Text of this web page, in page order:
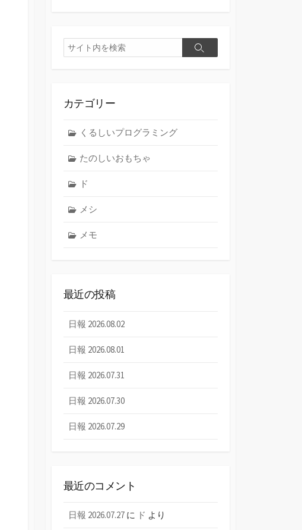
検
索
検
カテゴリー
くるしいプログラミング
たのしいおもちゃ
ド
メシ
メモ
最近の投稿
日報 2026.08.02
日報 2026.08.01
日報 2026.07.31
日報 2026.07.30
日報 2026.07.29
最近のコメント
日報 2026.07.27 に ド より